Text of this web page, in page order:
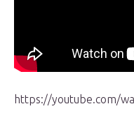
https://youtube.com/